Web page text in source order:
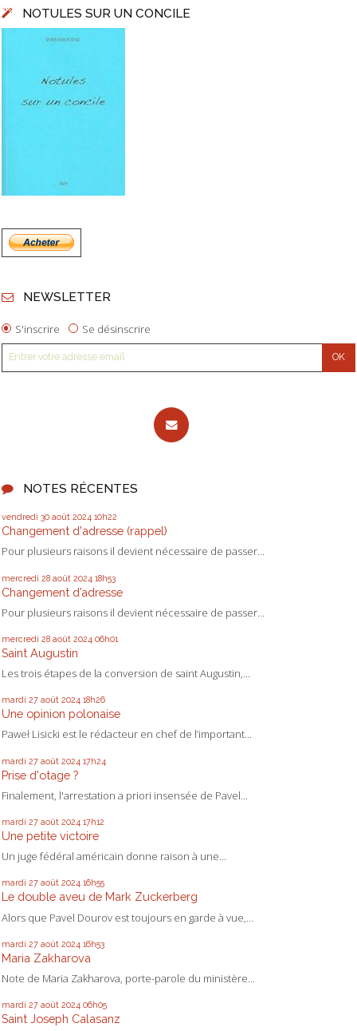
NOTULES SUR UN CONCILE
NEWSLETTER
S'inscrire Se désinscrire
NOTES RÉCENTES
vendredi 30 août 2024 10h22
Changement d'adresse (rappel)
Pour plusieurs raisons il devient nécessaire de passer...
mercredi 28 août 2024 18h53
Changement d’adresse
Pour plusieurs raisons il devient nécessaire de passer...
mercredi 28 août 2024 06h01
Saint Augustin
Les trois étapes de la conversion de saint Augustin,...
mardi 27 août 2024 18h26
Une opinion polonaise
Paweł Lisicki est le rédacteur en chef de l’important...
mardi 27 août 2024 17h24
Prise d'otage ?
Finalement, l'arrestation a priori insensée de Pavel...
mardi 27 août 2024 17h12
Une petite victoire
Un juge fédéral américain donne raison à une...
mardi 27 août 2024 16h55
Le double aveu de Mark Zuckerberg
Alors que Pavel Dourov est toujours en garde à vue,...
mardi 27 août 2024 16h53
Maria Zakharova
Note de Maria Zakharova, porte-parole du ministère...
mardi 27 août 2024 06h05
Saint Joseph Calasanz